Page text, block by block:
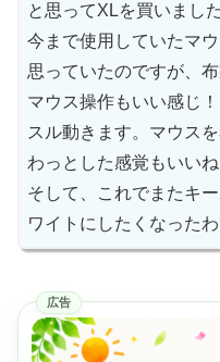
と思ってXLを買いました
今まで使用していたマ
思っていたのですが、布
マウス操作もいい感じ
スル動きます。マウス
わっとした感覚もいいね
そして、これでまたキ
ワイトにしたくなった
広告